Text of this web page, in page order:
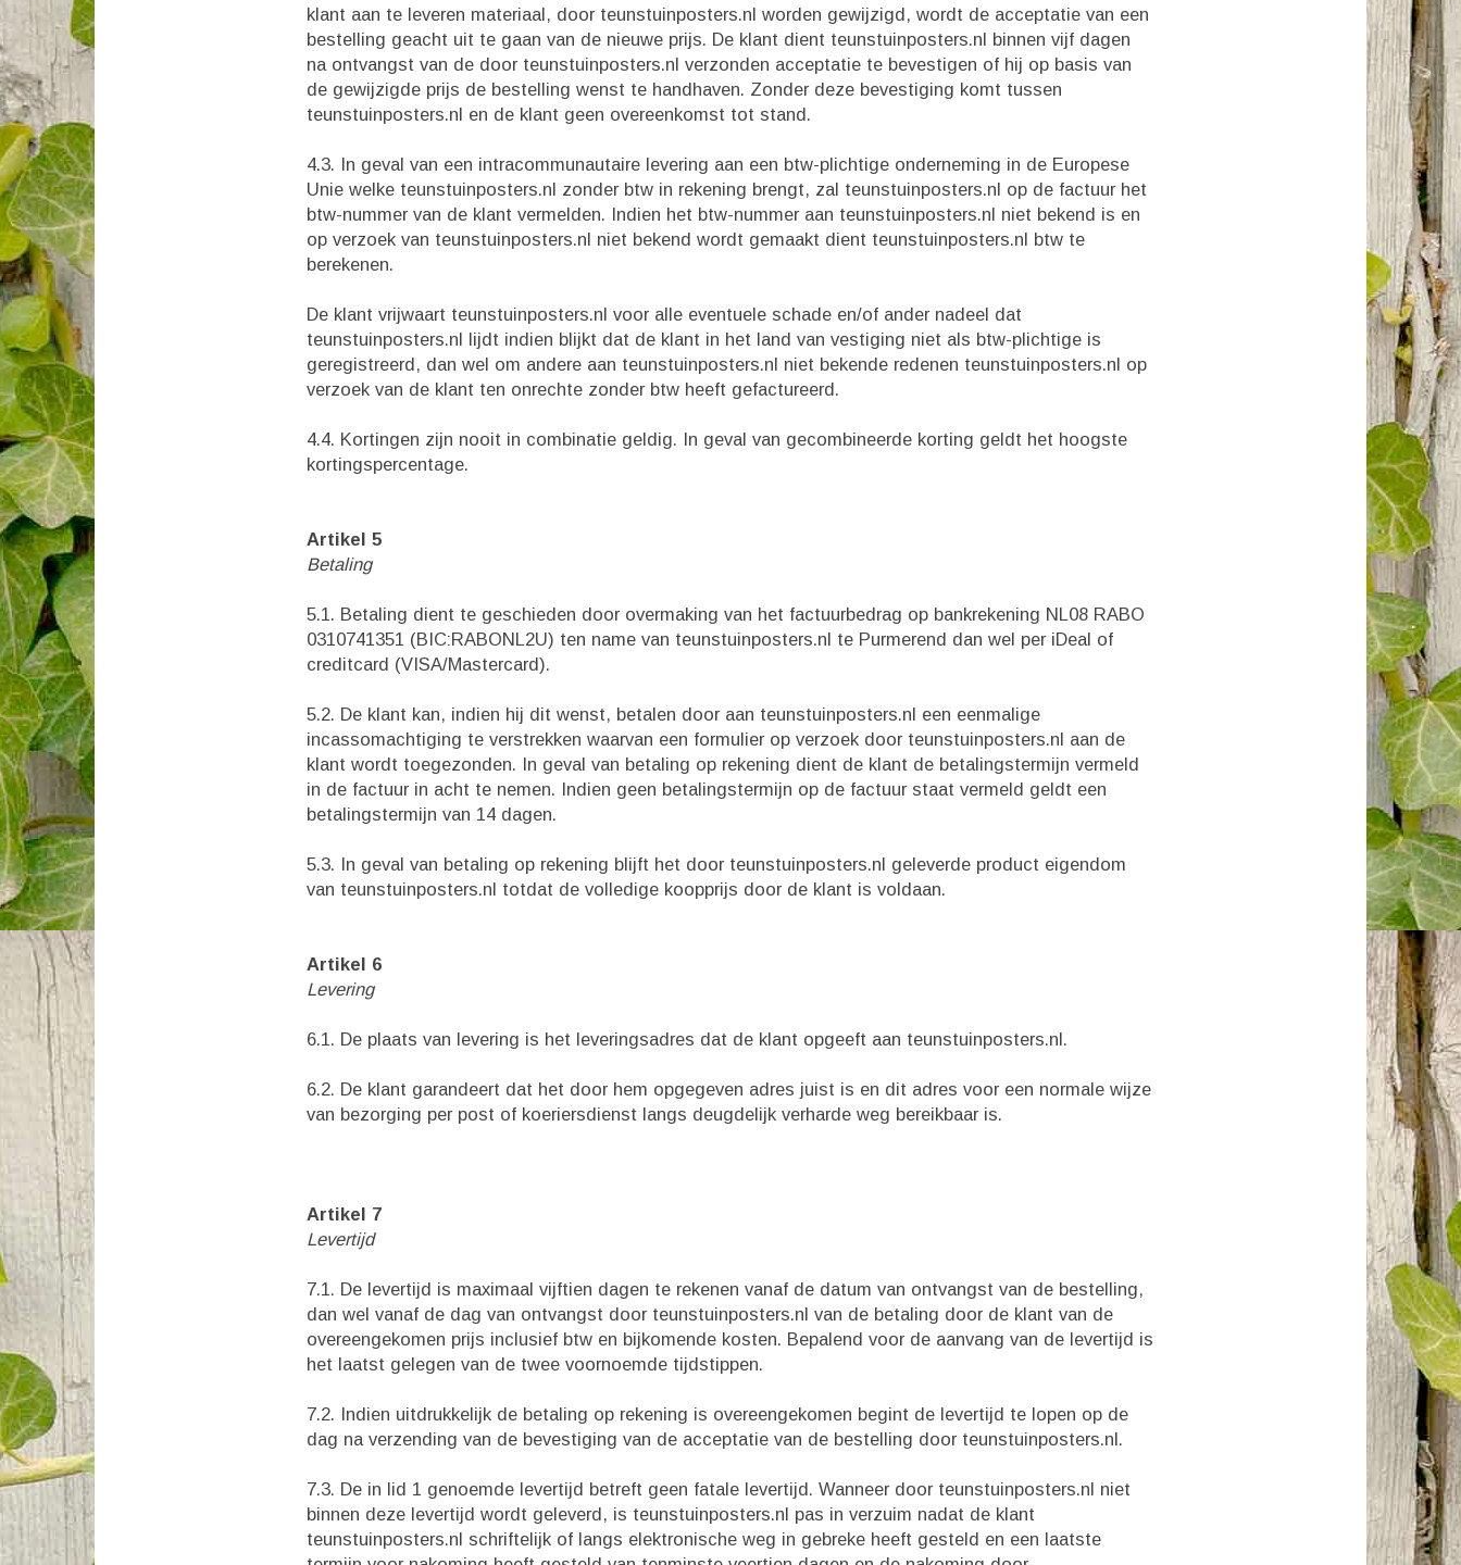
klant aan te leveren materiaal, door teunstuinposters.nl worden gewijzigd, wordt de acceptatie van een
bestelling geacht uit te gaan van de nieuwe prijs. De klant dient teunstuinposters.nl binnen vijf dagen
na ontvangst van de door teunstuinposters.nl verzonden acceptatie te bevestigen of hij op basis van
de gewijzigde prijs de bestelling wenst te handhaven. Zonder deze bevestiging komt tussen
teunstuinposters.nl en de klant geen overeenkomst tot stand.
4.3. In geval van een intracommunautaire levering aan een btw-plichtige onderneming in de Europese
Unie welke teunstuinposters.nl zonder btw in rekening brengt, zal teunstuinposters.nl op de factuur het
btw-nummer van de klant vermelden. Indien het btw-nummer aan teunstuinposters.nl niet bekend is en
op verzoek van teunstuinposters.nl niet bekend wordt gemaakt dient teunstuinposters.nl btw te
berekenen.
De klant vrijwaart teunstuinposters.nl voor alle eventuele schade en/of ander nadeel dat
teunstuinposters.nl lijdt indien blijkt dat de klant in het land van vestiging niet als btw-plichtige is
geregistreerd, dan wel om andere aan teunstuinposters.nl niet bekende redenen teunstuinposters.nl op
verzoek van de klant ten onrechte zonder btw heeft gefactureerd.
4.4. Kortingen zijn nooit in combinatie geldig. In geval van gecombineerde korting geldt het hoogste
kortingspercentage.
Artikel 5
Betaling
5.1. Betaling dient te geschieden door overmaking van het factuurbedrag op bankrekening NL08 RABO
0310741351 (BIC:RABONL2U) ten name van teunstuinposters.nl te Purmerend dan wel per iDeal of
creditcard (VISA/Mastercard).
5.2. De klant kan, indien hij dit wenst, betalen door aan teunstuinposters.nl een eenmalige
incassomachtiging te verstrekken waarvan een formulier op verzoek door teunstuinposters.nl aan de
klant wordt toegezonden. In geval van betaling op rekening dient de klant de betalingstermijn vermeld
in de factuur in acht te nemen. Indien geen betalingstermijn op de factuur staat vermeld geldt een
betalingstermijn van 14 dagen.
5.3. In geval van betaling op rekening blijft het door teunstuinposters.nl geleverde product eigendom
van teunstuinposters.nl totdat de volledige koopprijs door de klant is voldaan.
Artikel 6
Levering
6.1. De plaats van levering is het leveringsadres dat de klant opgeeft aan teunstuinposters.nl.
6.2. De klant garandeert dat het door hem opgegeven adres juist is en dit adres voor een normale wijze
van bezorging per post of koeriersdienst langs deugdelijk verharde weg bereikbaar is.
Artikel 7
Levertijd
7.1. De levertijd is maximaal vijftien dagen te rekenen vanaf de datum van ontvangst van de bestelling,
dan wel vanaf de dag van ontvangst door teunstuinposters.nl van de betaling door de klant van de
overeengekomen prijs inclusief btw en bijkomende kosten. Bepalend voor de aanvang van de levertijd is
het laatst gelegen van de twee voornoemde tijdstippen.
7.2. Indien uitdrukkelijk de betaling op rekening is overeengekomen begint de levertijd te lopen op de
dag na verzending van de bevestiging van de acceptatie van de bestelling door teunstuinposters.nl.
7.3. De in lid 1 genoemde levertijd betreft geen fatale levertijd. Wanneer door teunstuinposters.nl niet
binnen deze levertijd wordt geleverd, is teunstuinposters.nl pas in verzuim nadat de klant
teunstuinposters.nl schriftelijk of langs elektronische weg in gebreke heeft gesteld en een laatste